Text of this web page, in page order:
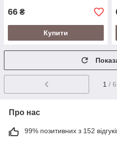
66 ₴
Купити
1 / 6
Про нас
99% позитивних з 152